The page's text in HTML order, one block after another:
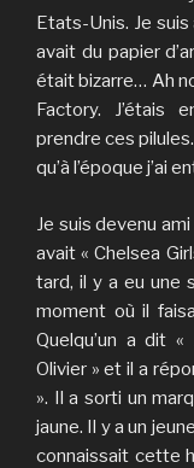
Etats-Unis. Je
avait du papier
était bizarre… Ah
Factory. J’étais
prendre ces
qu’à l’époque j’ai
Je suis devenu
avait « Chelsea
tard, il y a eu une
moment où il
Quelqu’un a dit
Olivier » et il a
». Il a sorti un
jaune. Il y a un
connaissait cette